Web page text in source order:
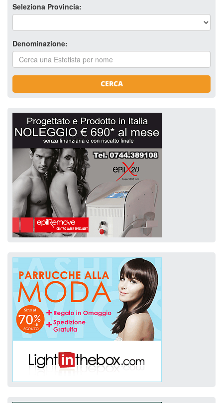
Seleziona Provincia:
Denominazione:
CERCA